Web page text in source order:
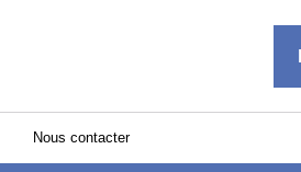
Nous contacter